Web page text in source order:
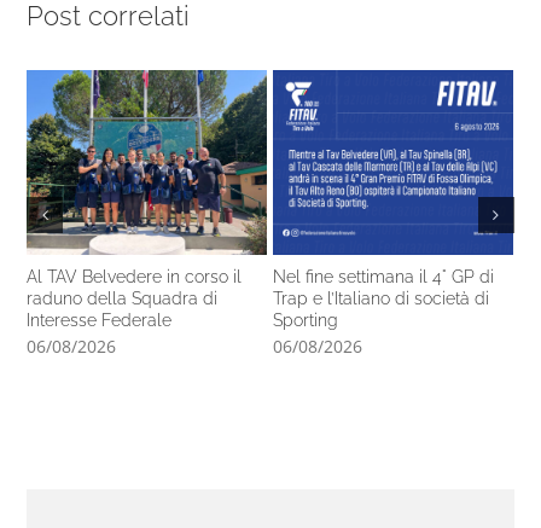
Post correlati
Al TAV Belvedere in corso il
raduno della Squadra di
Interesse Federale
06/08/2026
Nel fine settimana il 4° GP di
Trap e l’Italiano di società di
Sporting
06/08/2026